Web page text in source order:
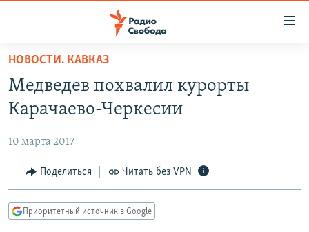
упрощенного
доступа
Вернуться
основному
Вернутся
главной
навигации
ПОДКАСТЫ
АВТОРСКИЕ ПРОЕКТЫ
ЦИТАТЫ СВОБОДЫ
МНЕНИЯ
IDEL.РЕАЛИИ
НОВОСТИ. КАВКАЗ
Медведев похвалил курорты
Карачаево-Черкесии
10 марта 2017
Поделиться Читать без VPN
Приоритетный источник в Google